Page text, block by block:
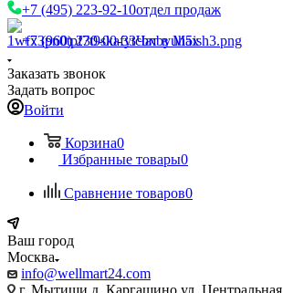
+7 (495) 223-92-10отдел продаж
+7 (960) 230-00-33Чат в Max
Заказать звонок
Задать вопрос
Войти
Корзина0
Избранные товары0
Сравнение товаров0
Ваш город
Москва
info@wellmart24.com
г. Мытищи д. Каргашино ул. Центральная